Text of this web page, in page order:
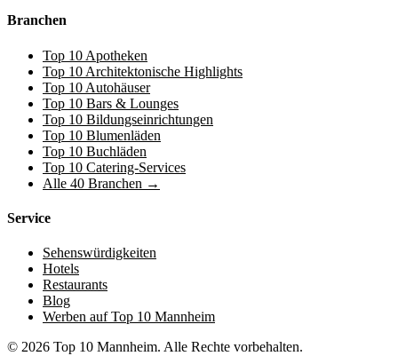
Branchen
Top 10 Apotheken
Top 10 Architektonische Highlights
Top 10 Autohäuser
Top 10 Bars & Lounges
Top 10 Bildungseinrichtungen
Top 10 Blumenläden
Top 10 Buchläden
Top 10 Catering-Services
Alle 40 Branchen →
Service
Sehenswürdigkeiten
Hotels
Restaurants
Blog
Werben auf Top 10 Mannheim
© 2026 Top 10 Mannheim. Alle Rechte vorbehalten.